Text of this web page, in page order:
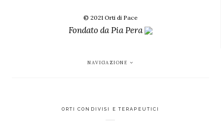
© 2021 Orti di Pace
Fondato daPia Pera
NAVIGAZIONE
ORTI CONDIVISI E TERAPEUTICI